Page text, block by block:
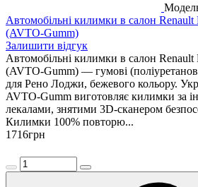
Автомобільні килимки в салон Renault
(AVTO-Gumm)
Залишити відгук
Автомобільні килимки в салон Renault
(AVTO-Gumm) — гумові
для Рено Лоджи, бежевого кольору.
AVTO-Gumm виготовляє килимки за
лекалами, знятими 3D-сканером
Килимки 100% повторю...
1716грн